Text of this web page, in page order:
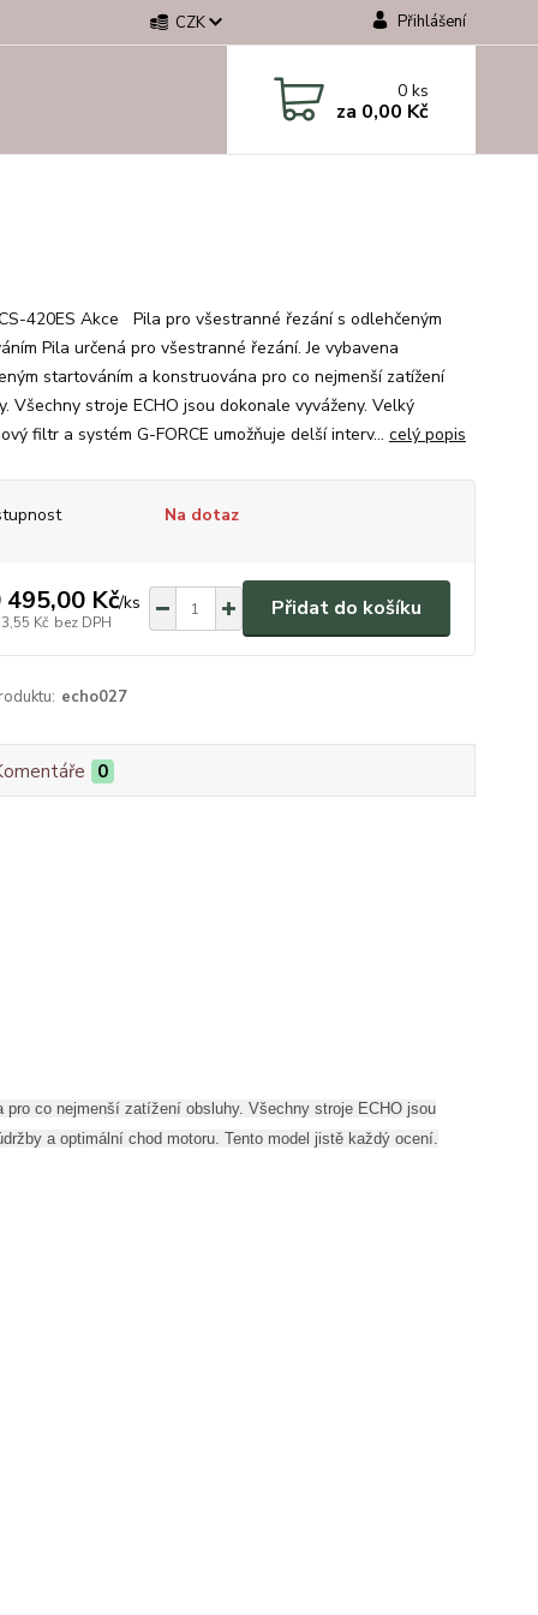
CZK Přihlášení
0ks
za 0,00 Kč
420ES Akce Pila pro všestranné řezání s odlehčeným
Pila určená pro všestranné řezání. Je vybavena
startováním a konstruována pro co nejmenší zatížení
Všechny stroje ECHO jsou dokonale vyváženy. Velký
filtr a systém G-FORCE umožňuje delší interv... celý popis
Na dotaz
495,00 Kč/ks
Kč bez DPH
Přidat do košíku
echo027
0
co nejmenší zatížení obsluhy. Všechny stroje ECHO jsou
a optimální chod motoru. Tento model jistě každý ocení.